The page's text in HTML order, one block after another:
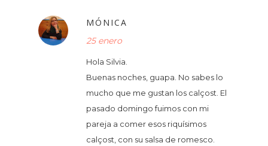
MÓNICA
25 enero
Hola Silvia.
Buenas noches, guapa. No sabes lo
mucho que me gustan los calçost. El
pasado domingo fuimos con mi
pareja a comer esos riquísimos
calçost, con su salsa de romesco.